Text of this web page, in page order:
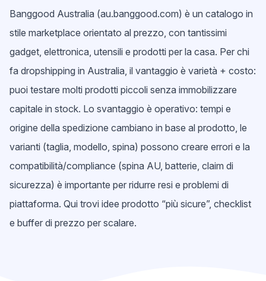
Banggood Australia (au.banggood.com) è un catalogo in
stile marketplace orientato al prezzo, con tantissimi
gadget, elettronica, utensili e prodotti per la casa. Per chi
fa dropshipping in Australia, il vantaggio è varietà + costo:
puoi testare molti prodotti piccoli senza immobilizzare
capitale in stock. Lo svantaggio è operativo: tempi e
origine della spedizione cambiano in base al prodotto, le
varianti (taglia, modello, spina) possono creare errori e la
compatibilità/compliance (spina AU, batterie, claim di
sicurezza) è importante per ridurre resi e problemi di
piattaforma. Qui trovi idee prodotto “più sicure”, checklist
e buffer di prezzo per scalare.